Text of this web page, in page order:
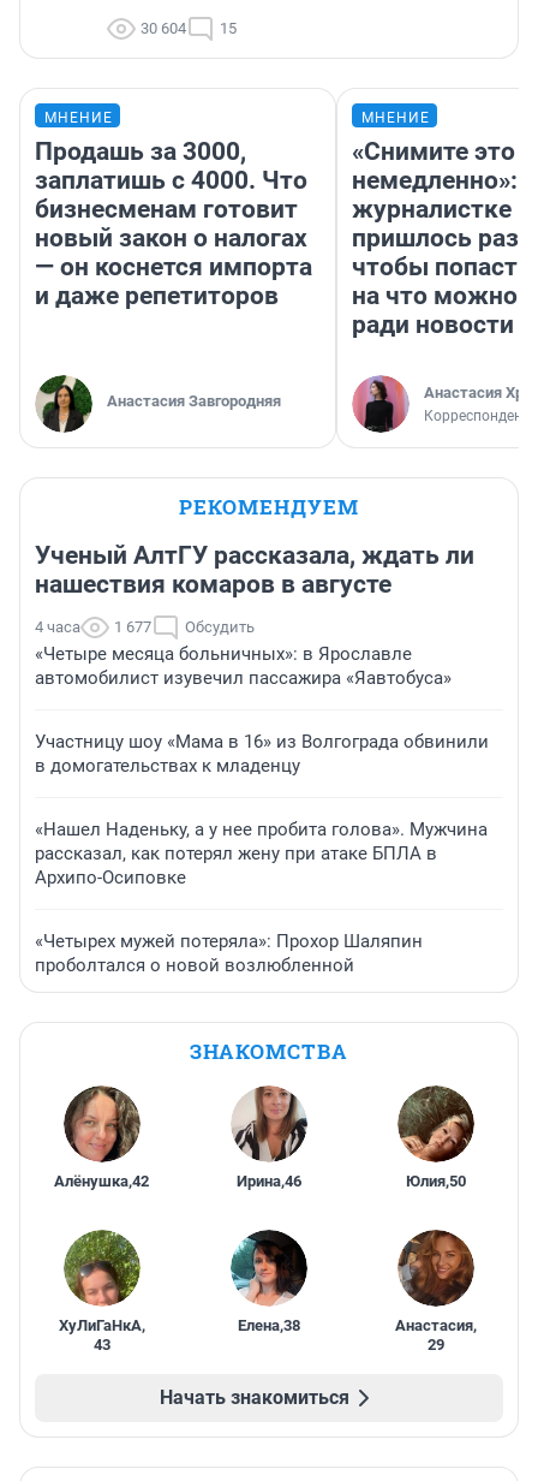
30 604 15
МНЕНИЕ
Продашь за 3000,
заплатишь с 4000. Что
бизнесменам готовит
новый закон о налогах
— он коснется импорта
и даже репетиторов
Анастасия Завгородняя
МНЕНИЕ
«Снимите это
немедленно»:
журналистке
пришлось
чтобы попасть
на что можно
ради новости
Анастасия
Корреспондент
РЕКОМЕНДУЕМ
Ученый АлтГУ рассказала, ждать ли
нашествия комаров в августе
4 часа 1 677 Обсудить
«Четыре месяца больничных»: в Ярославле
автомобилист изувечил пассажира «Яавтобуса»
Участницу шоу «Мама в 16» из Волгограда обвинили
в домогательствах к младенцу
«Нашел Наденьку, а у нее пробита голова». Мужчина
рассказал, как потерял жену при атаке БПЛА в
Архипо-Осиповке
«Четырех мужей потеряла»: Прохор Шаляпин
проболтался о новой возлюбленной
ЗНАКОМСТВА
Алёнушка,42 Ирина,46 Юлия,50
ХуЛиГаНкА,
43
Елена,38 Анастасия,
29
Начать знакомиться